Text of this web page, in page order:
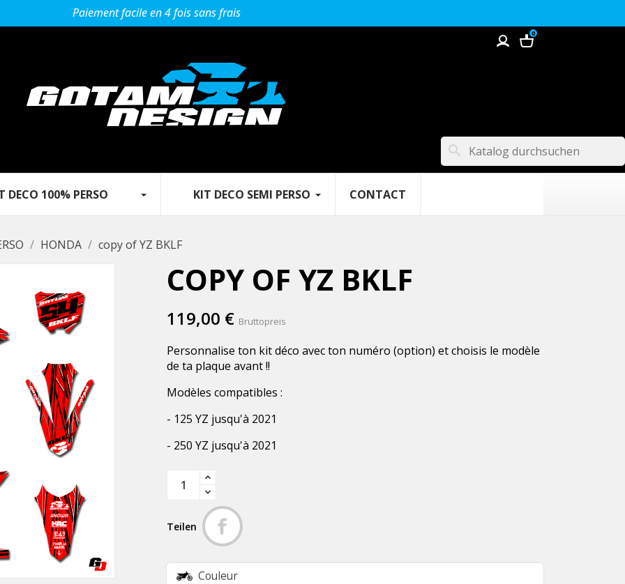
Paiement facile en 4 fois sans frais
0
search
DECO 100% PERSO‎ KIT DECO SEMI PERSO CONTACT
HONDA copy of YZ BKLF
COPY OF YZ BKLF
119,00 € Bruttopreis
Personnalise ton kit déco avec ton numéro (option) et choisis le modèle
de ta plaque avant !!
Modèles compatibles :
- 125 YZ jusqu'à 2021
- 250 YZ jusqu'à 2021
Teilen
Couleur